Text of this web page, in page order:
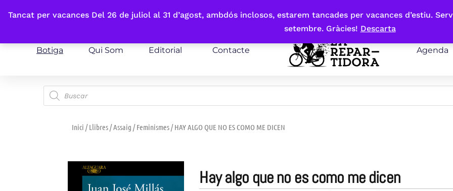
Tancat per vacances Del 26 de juliol al 31 d’agost, ambdós inclosos, estarem tancades per vacances d’estiu.
setembre. Gràcies! Descarta
Fes-te'n sòcia
Botiga Qui Som Editorial Contacte Agenda
Inici /Llibres/Assaig /Feminismes/ HAY ALGO QUE NO ES COMO ME DICEN
hay algo que no es como me dicen